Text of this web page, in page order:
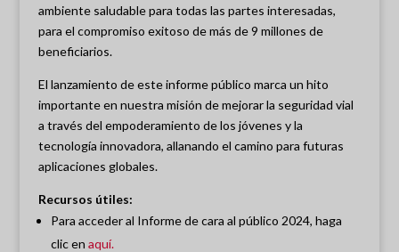
ambiente saludable para todas las partes interesadas,
para el compromiso exitoso de más de 9 millones de
beneficiarios.
El lanzamiento de este informe público marca un hito
importante en nuestra misión de mejorar la seguridad vial
a través del empoderamiento de los jóvenes y la
tecnología innovadora, allanando el camino para futuras
aplicaciones globales.
Recursos útiles:
Para acceder al Informe de cara al público 2024, haga
clic en aquí.